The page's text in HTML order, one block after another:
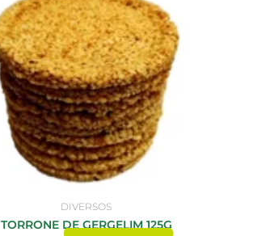
DIVERSOS
TORRONE DE GERGELIM 125G